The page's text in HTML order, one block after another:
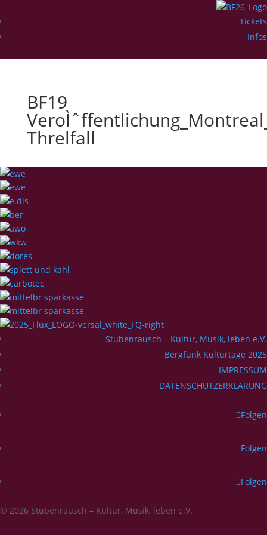
Tickets
Infos
BF19
Threlfall
Stubenrausch – Kultur, Musik, leben e.V.
Bergfunk Kulturtage 2025
IMPRESSUM
DATENSCHUTZERKLÄRUNG
Folgen
Folgen
Folgen
© 2026 Stubenrausch – Kultur, Musik, leben e.V.